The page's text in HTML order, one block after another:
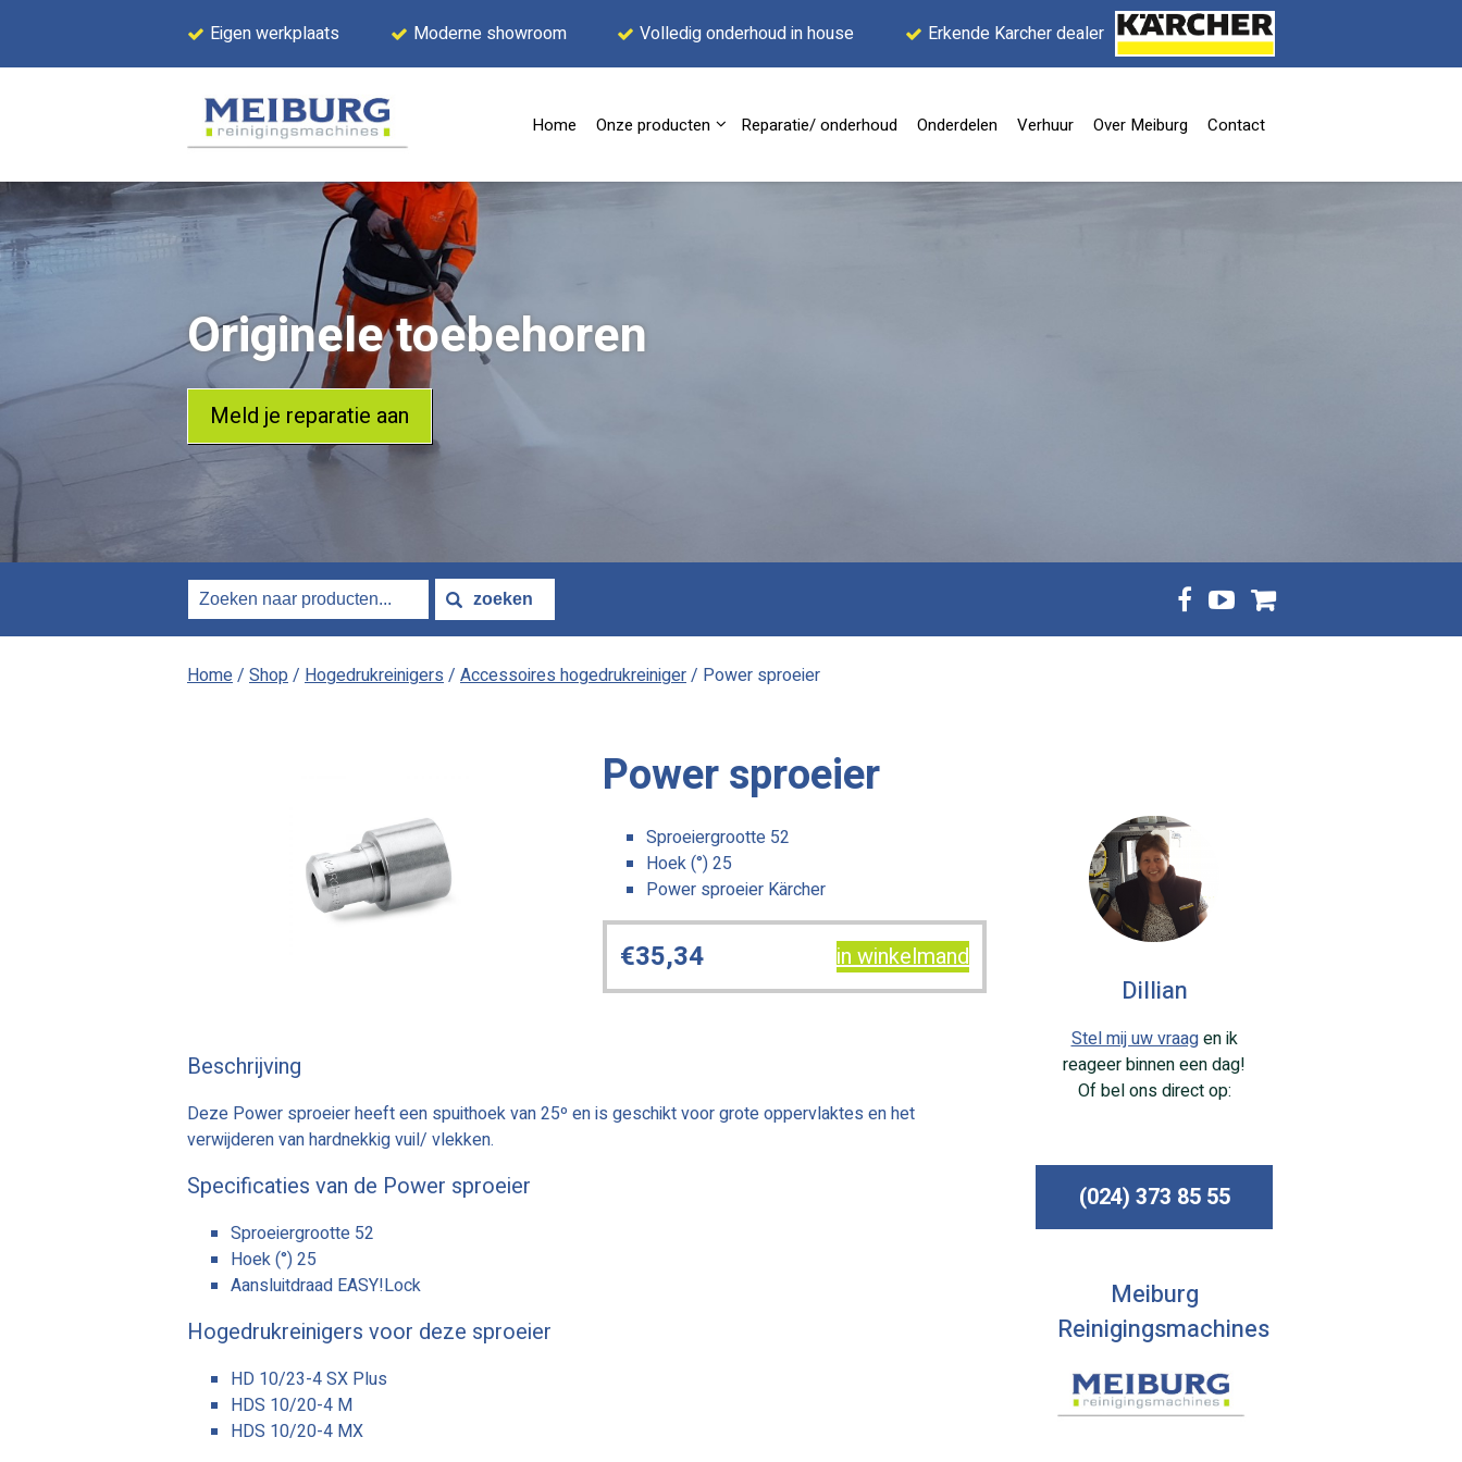
Eigen werkplaats Moderne showroom Volledig onderhoud in house Erkende Karcher dealer
Home Onze producten Reparatie/ onderhoud Onderdelen Verhuur Over Meiburg Contact
Originele toebehoren
Meld je reparatie aan
Home/ Shop/ Hogedrukreinigers/ Accessoires hogedrukreiniger/ Power sproeier
Power sproeier
Sproeiergrootte 52
Hoek (°) 25
Power sproeier Kärcher
€35,34 in winkelmand
Beschrijving
Deze Power sproeier heeft een spuithoek van 25º en is geschikt voor grote oppervlaktes en het
verwijderen van hardnekkig vuil/ vlekken.
Specificaties van de Power sproeier
Sproeiergrootte 52
Hoek (°) 25
Aansluitdraad EASY!Lock
Hogedrukreinigers voor deze sproeier
HD 10/23-4 SX Plus
HDS 10/20-4 M
HDS 10/20-4 MX
Dillian
Stel mij uw vraagen ik
reageer binnen een dag!
Of bel ons direct op:
(024) 373 85 55
Meiburg
Reinigingsmachines